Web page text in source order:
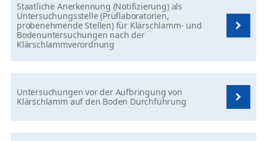
Staatliche Anerkennung (Notifizierung) als
Untersuchungsstelle (Prüflaboratorien,
probenehmende Stellen) für Klärschlamm- und
Bodenuntersuchungen nach der
Klärschlammverordnung
Untersuchungen vor der Aufbringung von
Klärschlamm auf den Boden Durchführung